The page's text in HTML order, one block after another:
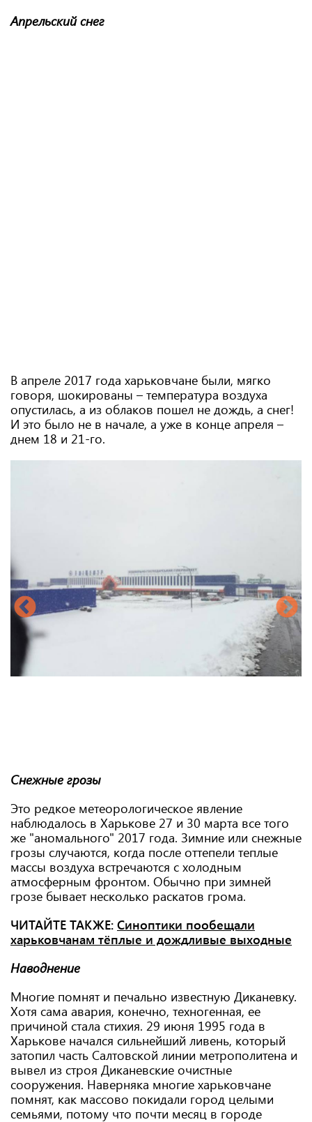
Апрельский снег
В апреле 2017 года харьковчане были, мягко
говоря, шокированы – температура воздуха
опустилась, а из облаков пошел не дождь, а снег!
И это было не в начале, а уже в конце апреля –
днем 18 и 21-го.
Снежные грозы
Это редкое метеорологическое явление
наблюдалось в Харькове 27 и 30 марта все того
же "аномального" 2017 года. Зимние или снежные
грозы случаются, когда после оттепели теплые
массы воздуха встречаются с холодным
атмосферным фронтом. Обычно при зимней
грозе бывает несколько раскатов грома.
ЧИТАЙТЕ ТАКЖЕ: Синоптики пообещали
харьковчанам тёплые и дождливые выходные
Наводнение
Многие помнят и печально известную Диканевку.
Хотя сама авария, конечно, техногенная, ее
причиной стала стихия. 29 июня 1995 года в
Харькове начался сильнейший ливень, который
затопил часть Салтовской линии метрополитена и
вывел из строя Диканевские очистные
сооружения. Наверняка многие харьковчане
помнят, как массово покидали город целыми
семьями, потому что почти месяц в городе